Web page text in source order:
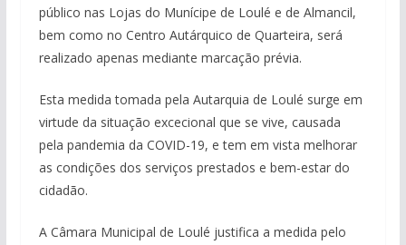
público nas Lojas do Munícipe de Loulé e de Almancil,
bem como no Centro Autárquico de Quarteira, será
realizado apenas mediante marcação prévia.
Esta medida tomada pela Autarquia de Loulé surge em
virtude da situação excecional que se vive, causada
pela pandemia da COVID-19, e tem em vista melhorar
as condições dos serviços prestados e bem-estar do
cidadão.
A Câmara Municipal de Loulé justifica a medida pelo